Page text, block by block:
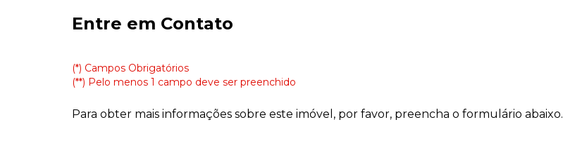
Entre em Contato
(*) Campos Obrigatórios
(**) Pelo menos 1 campo deve ser preenchido
Para obter mais informações sobre este imóvel, por favor, preencha o formulário abaixo.